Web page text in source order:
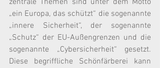
zentrale Themen sind unter dem Motto
„ein Europa, das schützt“ die sogenannte
„innere Sicherheit“, der sogenannte
„Schutz“ der EU-Außengrenzen und die
sogenannte „Cybersicherheit“ gesetzt.
Diese begriffliche Schönfärberei kann